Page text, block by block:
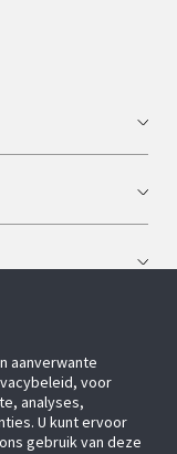
aanverwante
voor
analyses,
U kunt ervoor
gebruik van deze